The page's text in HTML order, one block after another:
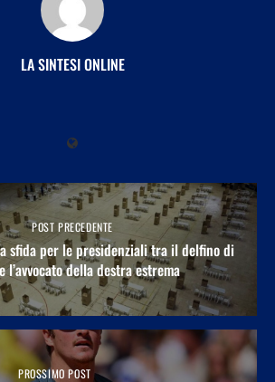
LA SINTESI ONLINE
POST PRECEDENTE
sfida per le presidenziali tra il delfino di
l’avvocato della destra estrema
PROSSIMO POST